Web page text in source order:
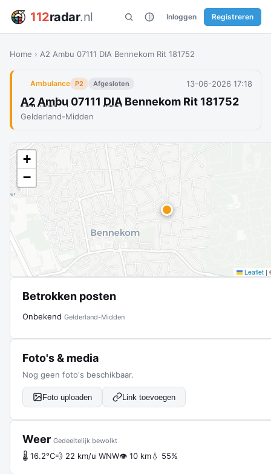
112radar.nl Inloggen Registreren
Home › A2 Ambu 07111 DIA Bennekom Rit 181752
Ambulance P2 Afgesloten 13-06-2026 17:18
A2 Ambu 07111 DIA Bennekom Rit 181752
Gelderland-Midden
+
−
Leaflet |
Betrokken posten
Onbekend Gelderland-Midden
Foto's & media
Nog geen foto's beschikbaar.
Foto uploaden Link toevoegen
Weer Gedeeltelijk bewolkt
🌡 16.2°C💨 22 km/u WNW👁 10 km💧 55%